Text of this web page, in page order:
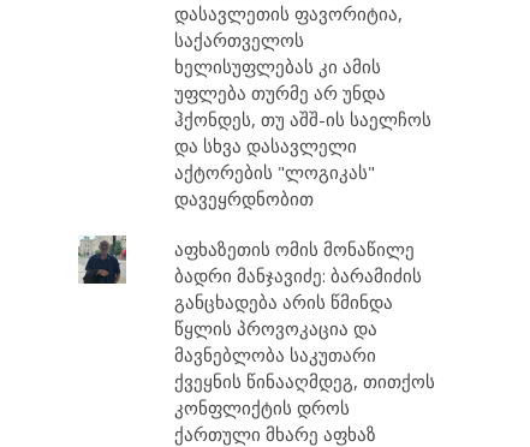
დასავლეთის ფავორიტია,
საქართველოს
ხელისუფლებას კი ამის
უფლება თურმე არ უნდა
ჰქონდეს, თუ აშშ-ის საელჩოს
და სხვა დასავლელი
აქტორების "ლოგიკას"
დავეყრდნობით
აფხაზეთის ომის მონაწილე
ბადრი მანჯავიძე: ბარამიძის
განცხადება არის წმინდა
წყლის პროვოკაცია და
მავნებლობა საკუთარი
ქვეყნის წინააღმდეგ, თითქოს
კონფლიქტის დროს
ქართული მხარე აფხაზ